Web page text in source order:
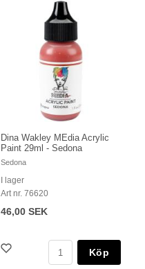
Dina Wakley MEdia Acrylic
Paint 29ml - Sedona
Sedona
I lager
Art nr. 76620
46,00 SEK
Köp